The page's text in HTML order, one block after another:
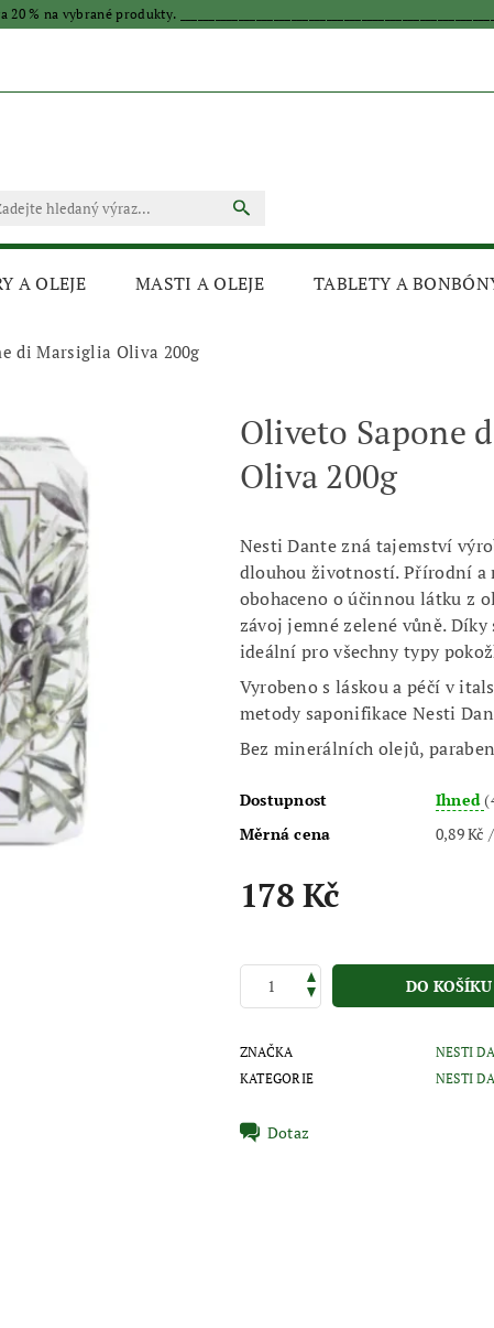
20 % na vybrané produkty.
A OLEJE MASTI A OLEJE TABLETY A
di Marsiglia Oliva 200g
Oliveto Sapone
Oliva 200g
Nesti Dante zná tajemství
dlouhou životností. Přírodní
obohaceno o účinnou látku z
závoj jemné zelené vůně.
ideální pro všechny typy
Vyrobeno s láskou a péčí v
metody saponifikace Nesti
Bez minerálních olejů,
Dostupnost Ihned
Měrná cena
0,89 Kč
178 Kč
ZNAČKA
NESTI
KATEGORIE
NESTI
Dotaz